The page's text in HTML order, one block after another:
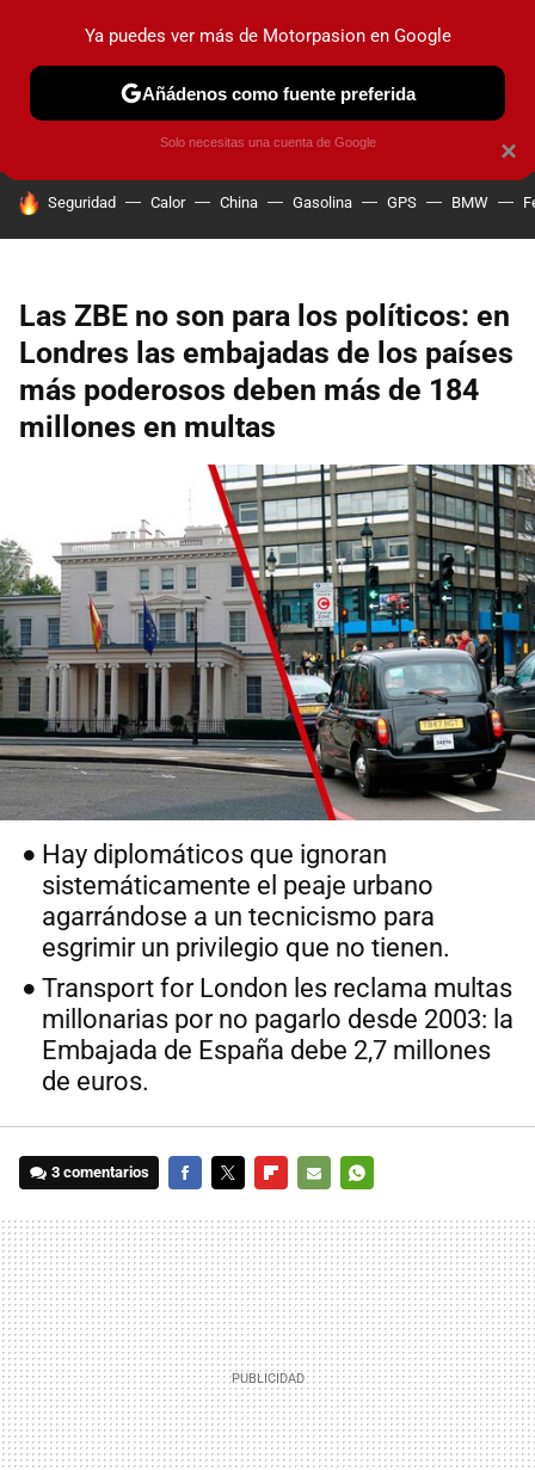
PRUEBAS COCHES ELÉCTRICOS OBSERVATORIO
HOY SE HABLA DE
Seguridad Calor China Gasolina GPS BMW
Las ZBE no son para los políticos: en
Londres las embajadas de los países
más poderosos deben más de 184
millones en multas
Hay diplomáticos que ignoran
sistemáticamente el peaje urbano
agarrándose a un tecnicismo para
esgrimir un privilegio que no tienen.
Transport for London les reclama multas
millonarias por no pagarlo desde 2003: la
Embajada de España debe 2,7 millones
de euros.
3 comentarios
MAIL
×
Ya puedes ver más de Motorpasion en Google
Añádenos como fuente preferida
Solo necesitas una cuenta de Google